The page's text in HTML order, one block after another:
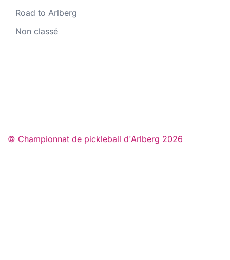
Road to Arlberg
Non classé
© Championnat de pickleball d'Arlberg 2026